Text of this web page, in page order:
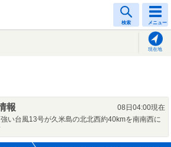
検索 メニュー
現在地
報
08日04:00現在
い台風13号が久米島の北北西約40kmを南南西に